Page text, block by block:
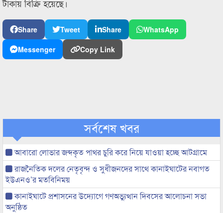
টাকায় বিক্রি হয়েছে।
Share Tweet Share
WhatsApp
Messenger
Copy Link
সর্বশেষ খবর
আবারো লোভার জব্দকৃত পাথর চুরি করে নিয়ে যাওয়া হচ্ছে আটগ্রামে
রাজনৈতিক দলের নেতৃবৃন্দ ও সুধীজনদের সাথে কানাইঘাটের নবাগত
ইউএনও’র মতবিনিময়
কানাইঘাটে প্রশাসনের উদ্যোগে গণঅভ্যুত্থান দিবসের আলোচনা সভা
অনুষ্ঠিত